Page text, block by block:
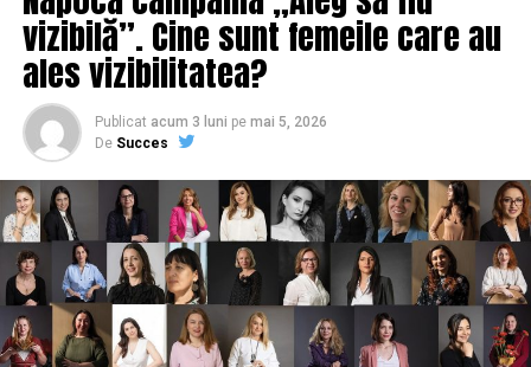
Ce se întâmplă cu programul PRIMA CASĂ
NU RATATI
Corina Crețu îi pregătește NUCLEARA lui Liviu Dragnea!
Lovitura care-l pune la zid! Rolul lui Victor Ponta
vizibilă”. Cine sunt femeile care au
ales vizibilitatea?
Publicat acum 3 luni pe mai 5, 2026
De Succes